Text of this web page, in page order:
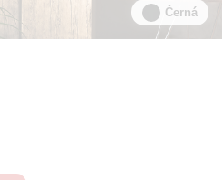
Černá